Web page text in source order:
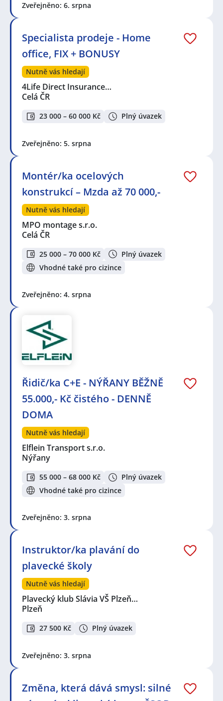
Zveřejněno: 6. srpna
Specialista prodeje - Home
office, FIX + BONUSY
Nutně vás hledají
4Life Direct Insurance…
Celá ČR
23 000 – 60 000 Kč Plný úvazek
Zveřejněno: 5. srpna
Montér/ka ocelových
konstrukcí – Mzda až 70 000,-
Nutně vás hledají
MPO montage s.r.o.
Celá ČR
25 000 – 70 000 Kč
Plný úvazek
Vhodné také pro cizince
Zveřejněno: 4. srpna
Řidič/ka C+E - NÝŘANY BĚŽNĚ
55.000,- Kč čistého - DENNĚ
DOMA
Nutně vás hledají
Elflein Transport s.r.o.
Nýřany
55 000 – 68 000 Kč
Plný úvazek
Vhodné také pro cizince
Zveřejněno: 3. srpna
Instruktor/ka plavání do
plavecké školy
Nutně vás hledají
Plavecký klub Slávia VŠ Plzeň…
Plzeň
27 500 Kč Plný úvazek
Zveřejněno: 3. srpna
Změna, která dává smysl: silné